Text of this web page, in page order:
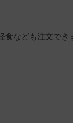
なども注文でき